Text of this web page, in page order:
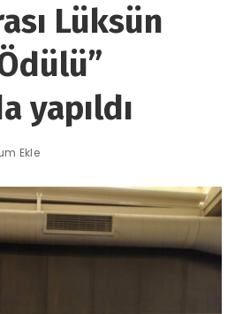
Lüksün
yapıldı
Ekle